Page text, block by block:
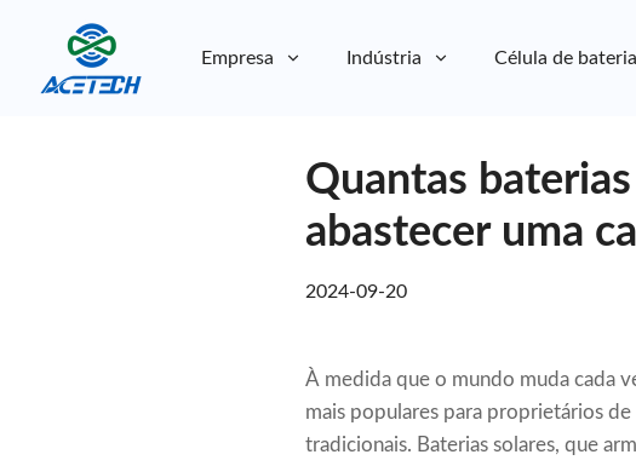
Empresa Indústria Célula de bateria
Quantas
abastecer uma
2024-09-20
À medida que o mundo muda cada
mais populares para proprietários
tradicionais. Baterias solares, que